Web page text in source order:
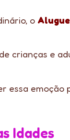
o
crianças e
essa emoção
Idades